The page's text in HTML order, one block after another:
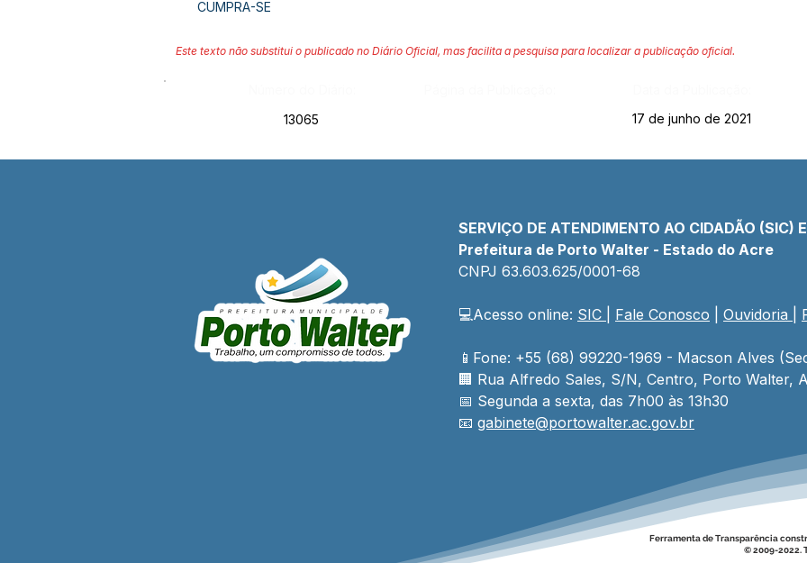
CUMPRA-SE
Este texto não substitui o publicado no Diário Oficial, mas facilita a pesquisa para localizar a publicação oficial.
13065
17 de junho de 2021
SERVIÇO DE ATENDIMENTO AO CIDADÃO (SIC)
Prefeitura de Porto Walter - Estado do Acre
CNPJ 63.603.625/0001-68
💻Acesso online: SIC Fale Conosco Ouvidoria
📱Fone: +55 (68) 99220-1969 - Macson Alves
🏢 Rua Alfredo Sales, S/N, Centro, Porto Walter,
📅 Segunda a sexta, das 7h00 às 13h30
📧 gabinete@portowalter.ac.gov.br
Ferramenta de Transparência
© 2009-2022.